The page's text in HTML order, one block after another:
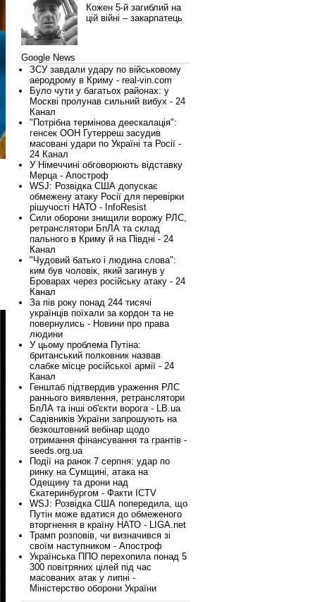
Кожен 5-й загиблий на
цій війні – закарпатець
Google News
ЗСУ завдали удару по військовому
аеродрому в Криму - real-vin.com
Було чути у багатьох районах: у
Москві пролунав сильний вибух - 24
Канал
"Потрібна термінова деескалація":
генсек ООН Гутерреш засудив
масовані удари по Україні та Росії -
24 Канал
У Німеччині обговорюють відставку
Мерца - Апостроф
WSJ: Розвідка США допускає
обмежену атаку Росії для перевірки
рішучості НАТО - InfoResist
Сили оборони знищили ворожу РЛС,
ретранслятори БпЛА та склад
пального в Криму й на Півдні - 24
Канал
"Чудовий батько і людина слова":
ким був чоловік, який загинув у
Броварах через російську атаку - 24
Канал
За пів року понад 244 тисячі
українців поїхали за кордон та не
повернулись - Новини про права
людини
У цьому проблема Путіна:
британський полковник назвав
слабке місце російської армії - 24
Канал
Генштаб підтвердив ураження РЛС
раннього виявлення, ретранслятори
БпЛА та інші об'єкти ворога - LB.ua
Садівників України запрошують на
безкоштовний вебінар щодо
отримання фінансування та грантів -
seeds.org.ua
Події на ранок 7 серпня: удар по
ринку на Сумщині, атака на
Одещину та дрони над
Єкатеринбургом - Факти ICTV
WSJ: Розвідка США попередила, що
Путін може вдатися до обмеженого
вторгнення в країну НАТО - LIGA.net
Трамп розповів, чи визначився зі
своїм наступником - Апостроф
Українська ППО перехопила понад 5
300 повітряних цілей під час
масованих атак у липні -
Міністерство оборони України